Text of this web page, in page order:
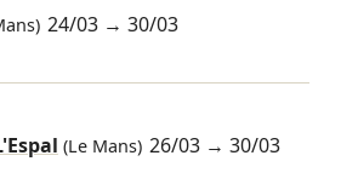
24/03 →30/03
(Le Mans) 26/03 →30/03